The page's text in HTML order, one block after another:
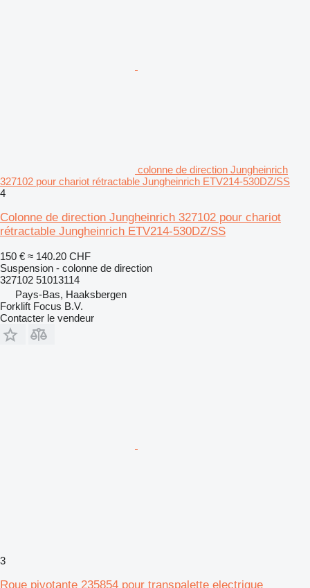
colonne de direction Jungheinrich
327102 pour chariot rétractable Jungheinrich ETV214-530DZ/SS
4
Colonne de direction Jungheinrich 327102 pour chariot
rétractable Jungheinrich ETV214-530DZ/SS
150 € ≈ 140.20 CHF
Suspension - colonne de direction
327102 51013114
Pays-Bas, Haaksbergen
Forklift Focus B.V.
Contacter le vendeur
3
Roue pivotante 235854 pour transpalette electrique